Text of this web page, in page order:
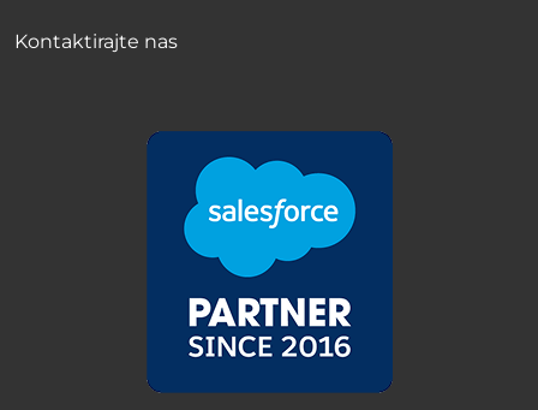
Kontaktirajte nas